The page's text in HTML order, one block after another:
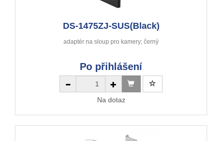
DS-1475ZJ-SUS(Black)
adaptér na sloup pro kamery; černý
Po přihlášení
Na dotaz